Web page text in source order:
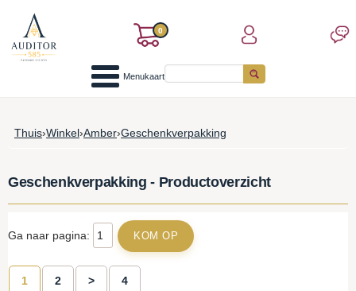
0
Menukaart
Thuis›Winkel›Amber›Geschenkverpakking
Geschenkverpakking - Productoverzicht
Ga naar pagina:
1 2 > 4